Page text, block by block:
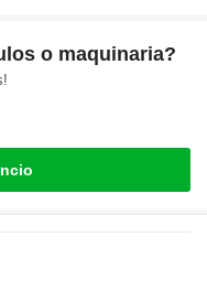
o maquinaria?